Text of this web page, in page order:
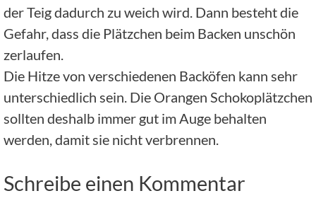
der Teig dadurch zu weich wird. Dann besteht die
Gefahr, dass die Plätzchen beim Backen unschön
zerlaufen.
Die Hitze von verschiedenen Backöfen kann sehr
unterschiedlich sein. Die Orangen Schokoplätzchen
sollten deshalb immer gut im Auge behalten
werden, damit sie nicht verbrennen.
Schreibe einen Kommentar